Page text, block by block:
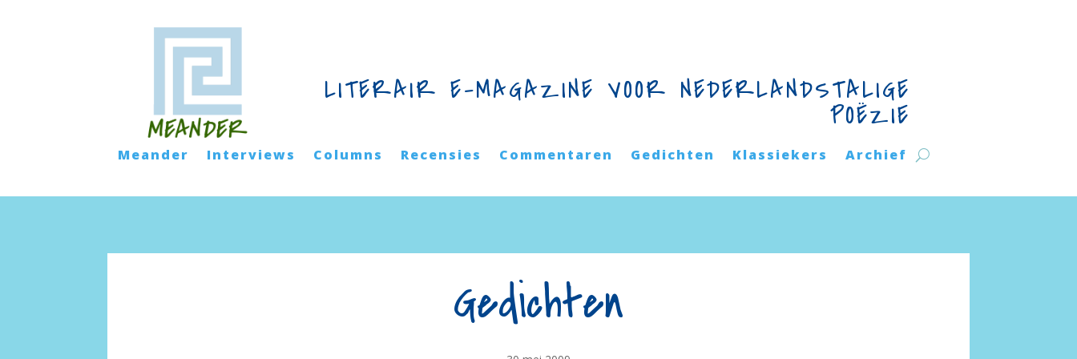
LITERAIR E-MAGAZINE VOOR NEDERLANDSTALIGE
POËZIE
Meander Interviews Columns Recensies Commentaren Gedichten Klassiekers Archief
Gedichten